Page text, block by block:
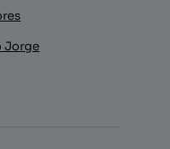
Jorge